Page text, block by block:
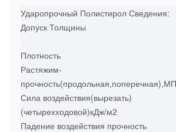
Ударопрочный Полистирол Сведения:
Допуск Толщины
Плотность
Растяжим-
Сила воздействия(вырезать)
(четырехходовой)кДж/м2
Падение воздействия прочность